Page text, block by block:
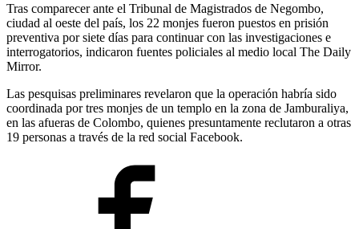
Tras comparecer ante el Tribunal de Magistrados de Negombo,
ciudad al oeste del país, los 22 monjes fueron puestos en prisión
preventiva por siete días para continuar con las investigaciones e
interrogatorios, indicaron fuentes policiales al medio local The Daily
Mirror.
Las pesquisas preliminares revelaron que la operación habría sido
coordinada por tres monjes de un templo en la zona de Jamburaliya,
en las afueras de Colombo, quienes presuntamente reclutaron a otras
19 personas a través de la red social Facebook.